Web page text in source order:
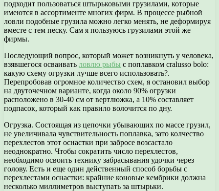
подходит пользоваться штырьковыми грузилами, которые
имеются в ассортименте многих фирм. В процессе рыбной
ловли подобные грузила можно легко менять, не деформируя
вместе с тем песку. Сам я пользуюсь грузилами этой же
фирмы.
Последующий вопрос, который может возникнуть у человека,
взявшегося осваивать ловлю рыбы с поплавком cralusso bolo:
какую схему огрузки лучше всего использовать?.
Перепробовав огромное количество схем, я остановил выбор
на двуточечном варианте, когда около 90% огрузки
расположено в 30-40 см от вертлюжка, а 10% составляет
подпасок, который как правило волочится по дну.
Огрузка. Состоящая из цепочки убывающих по массе грузил,
не увеличивала чувствительность поплавка, зато колчество
перехлестов этот оснастки при забросе возсастало
неоднократно. Чтобы сократить число перехлестов,
необходимо освоить технику забрасывания удочки через
голову. Есть и еще один действенный способ борьбы с
перехлестами оснастки: крайние коновые кембрики должна
несколько миллиметров выступать за штырьки.